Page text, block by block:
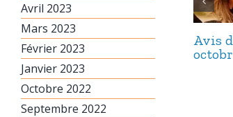
Avis
Avril 2023
Mars 2023
Février 2023
Janvier 2023
Octobre 2022
Septembre 2022